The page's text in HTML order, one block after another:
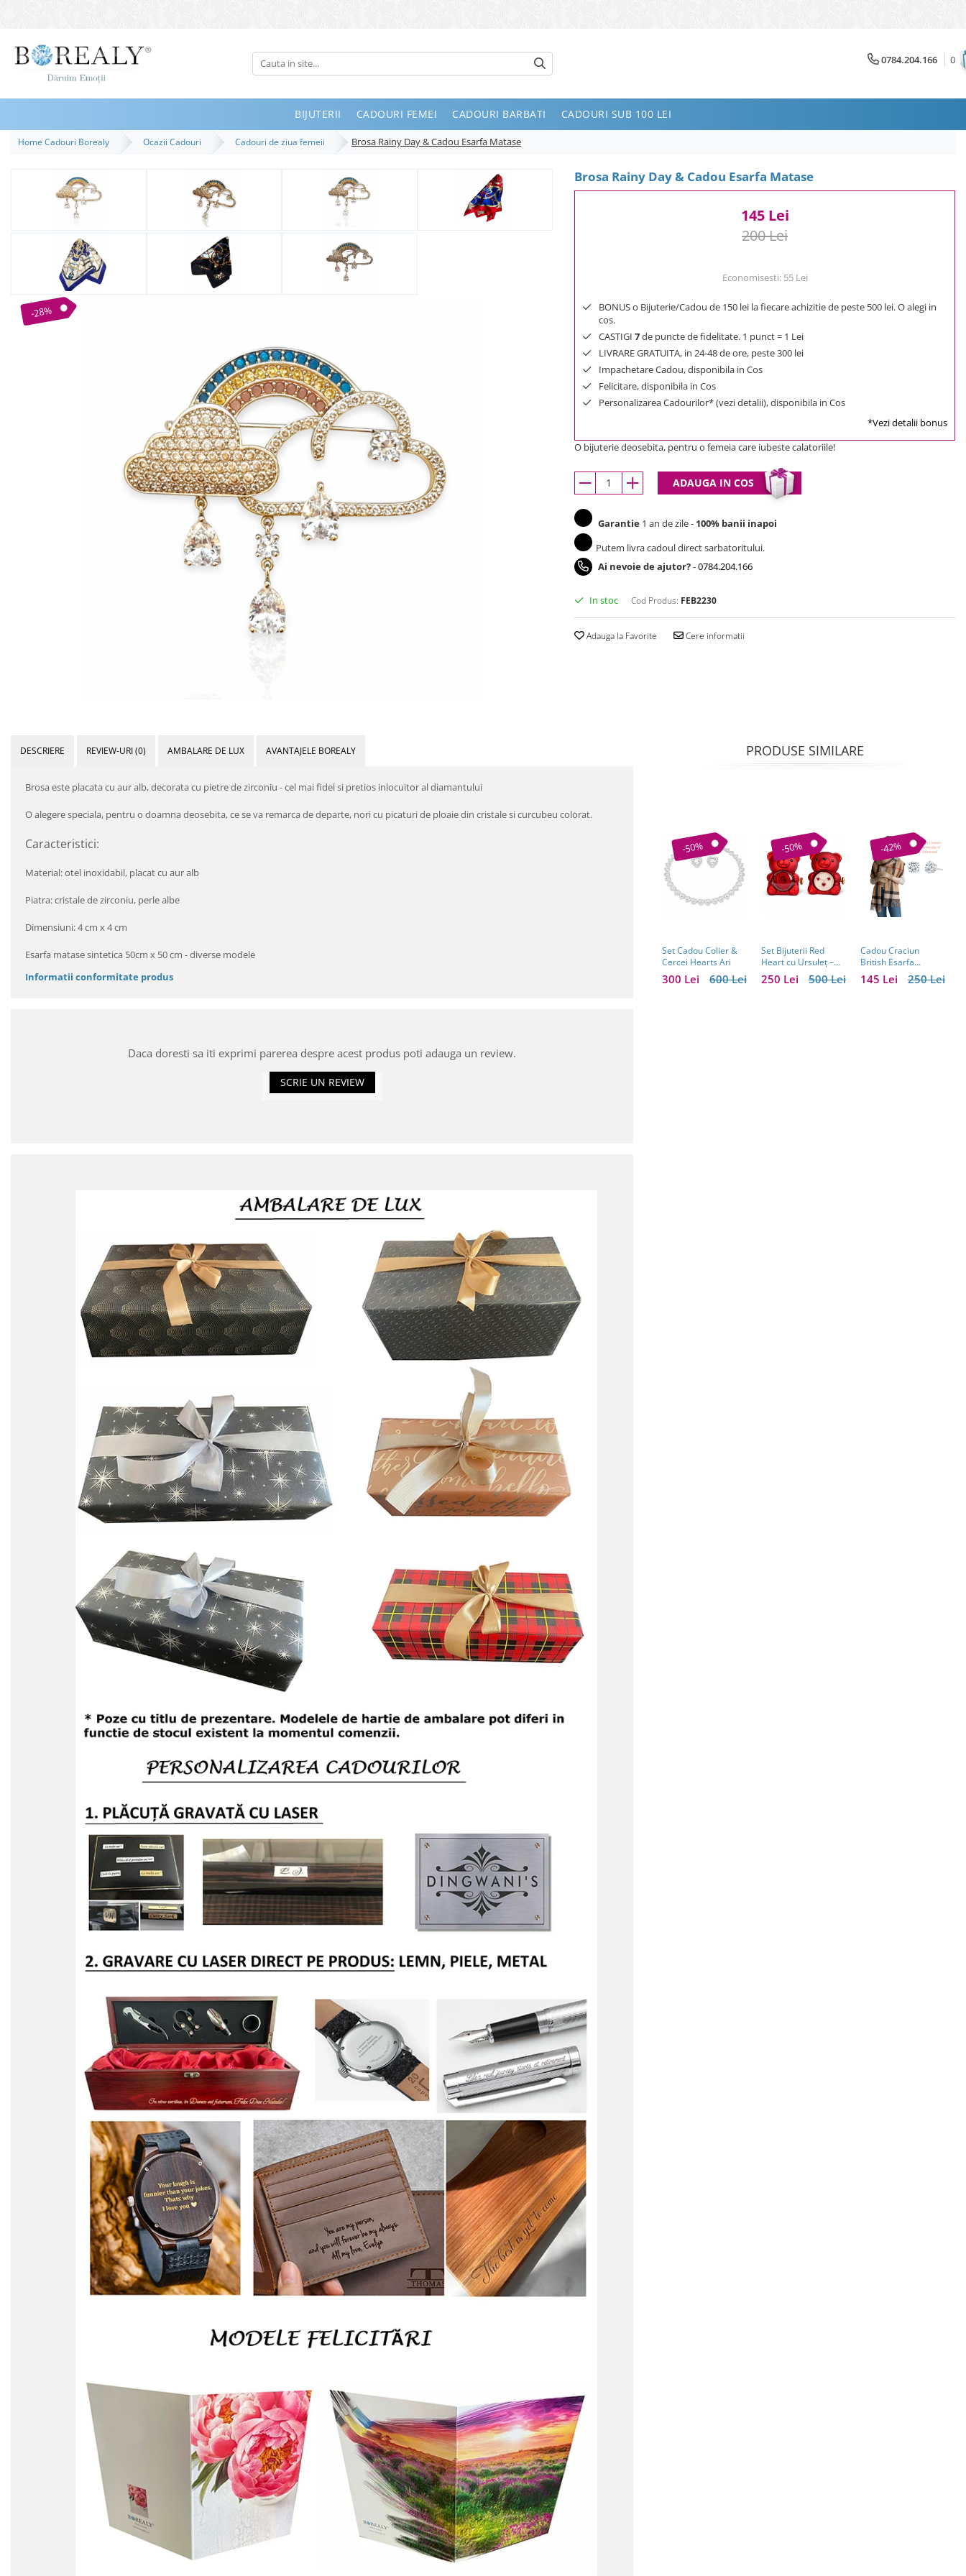
Bijuterii
Inele
Bratari
Destinatari
Bijuterii Femei
Bijuterii Copii
Bijuterii Mirese
0784.204.166 0
BIJUTERII CADOURI FEMEI CADOURI BARBATI CADOURI SUB 100 LEI
Home Cadouri Borealy Ocazii Cadouri Cadouri de ziua femeii Brosa Rainy Day & Cadou Esarfa Matase
Brosa Rainy Day & Cadou Esarfa Matase
-28%
145 Lei
200 Lei
Economisesti: 55 Lei
BONUS o Bijuterie/Cadou de 150 lei la fiecare achizitie de peste 500 lei. O alegi in
cos.
CASTIGI 7de puncte de fidelitate. 1 punct = 1 Lei
LIVRARE GRATUITA, in 24-48 de ore, peste 300 lei
Impachetare Cadou, disponibila in Cos
Felicitare, disponibila in Cos
Personalizarea Cadourilor* (vezi detalii), disponibila in Cos
*Vezi detalii bonus
O bijuterie deosebita, pentru o femeia care iubeste calatoriile!
ADAUGA IN COS
Garantie 1 an de zile - 100% banii inapoi
Putem livra cadoul direct sarbatoritului.
Ai nevoie de ajutor?-0784.204.166
In stoc Cod Produs: FEB2230
Adauga la Favorite Cere informatii
DESCRIERE REVIEW-URI(0) AMBALARE DE LUX AVANTAJELE BOREALY
Brosa este placata cu aur alb, decorata cu pietre de zirconiu - cel mai fidel si pretios inlocuitor al diamantului
O alegere speciala, pentru o doamna deosebita, ce se va remarca de departe, nori cu picaturi de ploaie din cristale si curcubeu colorat.
Caracteristici:
Material: otel inoxidabil, placat cu aur alb
Piatra: cristale de zirconiu, perle albe
Dimensiuni: 4 cm x 4 cm
Esarfa matase sintetica 50cm x 50 cm - diverse modele
Informatii conformitate produs
Daca doresti sa iti exprimi parerea despre acest produs poti adauga un review.
SCRIE UN REVIEW
PRODUSE SIMILARE
-50%
Set Cadou Colier &
Cercei Hearts Ari
600 Lei
300 Lei
-50%
Set Bijuterii Red
Heart cu Ursuleț –
Cadou Valentine’s
Day pentru Femei
500 Lei
250 Lei
-42%
Cadou Craciun
British Esarfa
Casmir si Manusi
Piele Naturala si250 Lei
145 Lei